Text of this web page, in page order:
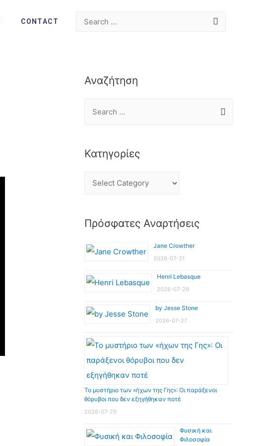
CONTACT
Αναζήτηση
Κατηγορίες
Πρόσφατες Αναρτήσεις
Jane Crowther
2026-07-31
Henri Lebasque
2026-07-29
by Jesse Stone
2026-07-27
Το μυστήριο των «ήχων της Γης»: Οι παράξενοι
θόρυβοι που δεν εξηγήθηκαν ποτέ
2026-07-25
Φυσική και
Φιλοσοφία